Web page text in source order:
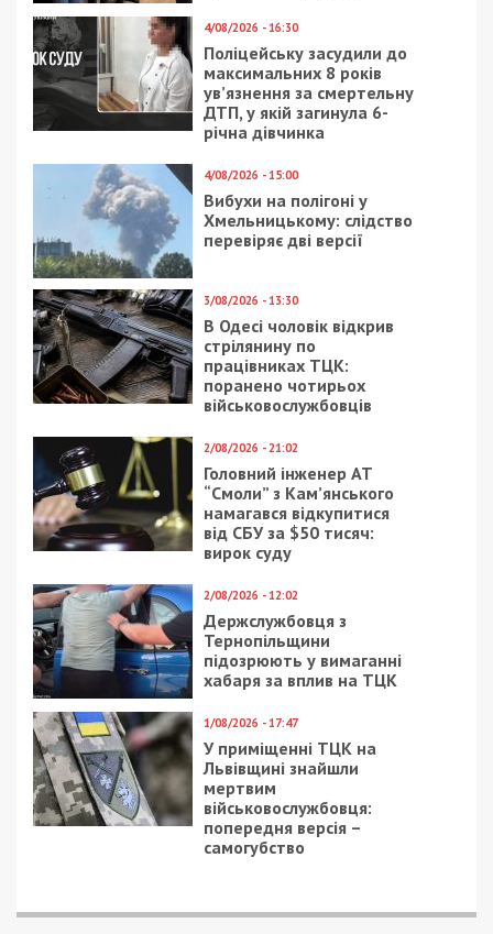
4/08/2026 - 16:30
Поліцейську засудили до
максимальних 8 років
ув’язнення за смертельну
ДТП, у якій загинула 6-
річна дівчинка
4/08/2026 - 15:00
Вибухи на полігоні у
Хмельницькому: слідство
перевіряє дві версії
3/08/2026 - 13:30
В Одесі чоловік відкрив
стрілянину по
працівниках ТЦК:
поранено чотирьох
військовослужбовців
2/08/2026 - 21:02
Головний інженер АТ
“Смоли” з Кам’янського
намагався відкупитися
від СБУ за $50 тисяч:
вирок суду
2/08/2026 - 12:02
Держслужбовця з
Тернопільщини
підозрюють у вимаганні
хабаря за вплив на ТЦК
1/08/2026 - 17:47
У приміщенні ТЦК на
Львівщині знайшли
мертвим
військовослужбовця:
попередня версія –
самогубство